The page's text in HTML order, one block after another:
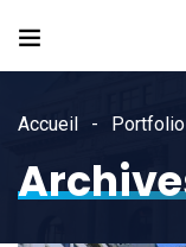
Accueil Portfolio